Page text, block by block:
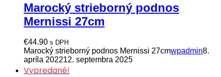
Marocký strieborný podnos
Mernissi 27cm
€44.90 s DPH
Marocký strieborný podnos Mernissi 27cmwpadmin8.
apríla 202212. septembra 2025
Vypredané!